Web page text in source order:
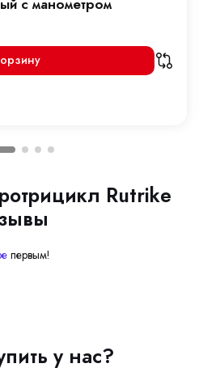
Rutrike
первым!
у нас?